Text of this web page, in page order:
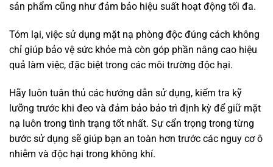
sản phẩm cũng như đảm bảo hiệu suất hoạt động tối đa.
Tóm lại, việc sử dụng mặt nạ phòng độc đúng cách không
chỉ giúp bảo vệ sức khỏe mà còn góp phần nâng cao hiệu
quả làm việc, đặc biệt trong các môi trường độc hại.
Hãy luôn tuân thủ các hướng dẫn sử dụng, kiểm tra kỹ
lưỡng trước khi đeo và đảm bảo bảo trì định kỳ để giữ mặt
nạ luôn trong tình trạng tốt nhất. Sự cẩn trọng trong từng
bước sử dụng sẽ giúp bạn an toàn hơn trước các nguy cơ ô
nhiễm và độc hại trong không khí.